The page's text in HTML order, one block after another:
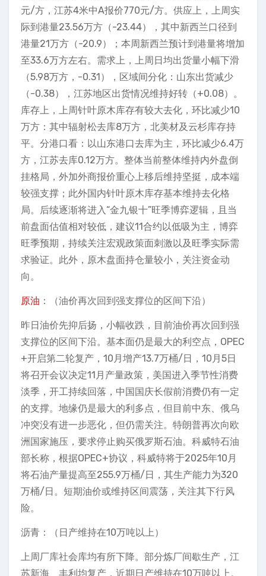
元/方，江苏4米中A报价770元/方。供应上，上周实
际到港量23.56万方（-23.44），其中新西兰口径到
港量21万方（-20.9）；本周新西兰预计到港量将增加
至33.6万方左右。需求上，上周日均出货量小幅下滑
（5.98万方，-0.31），区域间分化：山东出货减少
（-0.38），江苏地区出货情况维持好转（+0.08）。
库存上，上周针叶原木库存有较大去化，环比减少10
万方：其中辐射松去库8万方，北美材及云杉库存持
平。分港口看：以山东港口去库为主，环比减少6.4万
方，江苏去库0.12万方。整体当前整体维持内外盘倒
挂格局，外加外商报价重心上移后维持坚挺，成本端
较强支撑；此外国内针叶原木库存基本维持去化格
局。后续逐渐将进入“金九银十”旺季博弈逻辑，且当
前盘面估值相对较低，建议11合约以低吸为主，博弈
旺季预期，持续关注宏观政策面刺激以及旺季实际需
求验证。此外，原木盘面持仓量较小，关注资金动
向。
原油 ：（油价再次回到强支撑位的区间下沿）
昨日油价先抑后扬，小幅收跌，目前油价再次回到强
支撑位的区间下沿。基本面仍是最大的利空点，OPEC
+开启第二轮复产，10月增产13.7万桶/日，10月5日
将召开会议决定11月产量政策，美国进入季节性消费
淡季，开工持续回落，中国国庆长假前消费仍有一定
的支撑。地缘仍是最大的利多点，但目前中东、俄乌
冲突没有进一步恶化，但仍需关注。特朗普再次向欧
洲国家施压，要求停止购买俄罗斯石油。科威特石油
部长称，根据OPEC+协议，科威特将于2025年10月
将石油产量提高至255.9万桶/日，其生产能力为320
万桶/日。短期油价或维持区间震荡，关注其下行风
险。
沥青：（日产维持在10万吨以上）
上周厂库社会库均有所下降。部分炼厂间歇生产，江
苏新海、丰利均复产，近期日产维持在10万吨以上。